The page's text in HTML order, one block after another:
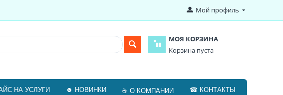
Мой профиль
МОЯ КОРЗИНА
Корзина пуста
НА УСЛУГИ ☻ НОВИНКИ ☕ О КОМПАНИИ ☎ КОНТАКТЫ